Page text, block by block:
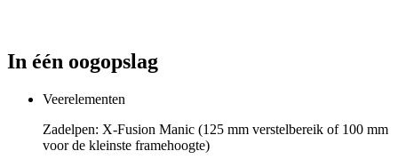
In één oogopslag
Veerelementen
Zadelpen: X-Fusion Manic (125 mm verstelbereik of 100 mm
voor de kleinste framehoogte)